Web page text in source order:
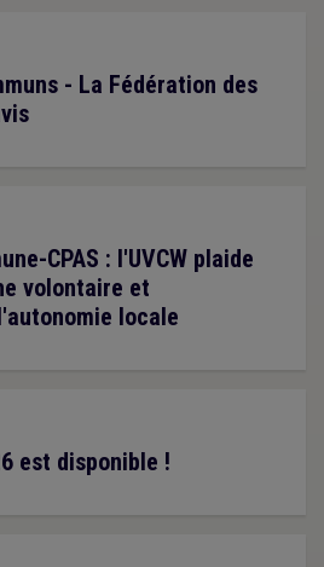
- La Fédération des
CPAS : l'UVCW plaide
volontaire et
locale
est disponible !